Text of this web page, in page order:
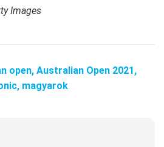
Images
open, Australian Open 2021,
magyarok